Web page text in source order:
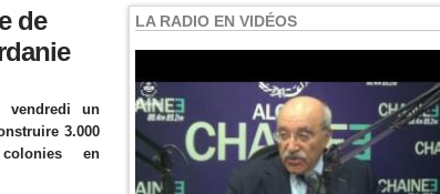
de
vendredi un
3.000
en
LA RADIO EN VIDÉOS